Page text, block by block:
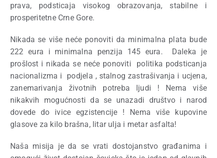
prava, podsticaja visokog obrazovanja, stabilne i
prosperitetne Crne Gore.
Nikada se više neće ponoviti da minimalna plata bude
222 eura i minimalna penzija 145 eura.
Daleka je
prošlost i nikada se neće ponoviti
politika podsticanja
nacionalizma i
podjela , stalnog zastrašivanja i ucjena,
zanemarivanja životnih potreba ljudi ! Nema više
nikakvih mogućnosti da se unazadi društvo i narod
dovede do ivice egzistencije ! Nema više kupovine
glasove za kilo brašna, litar ulja i metar asfalta!
Naša misija je da se vrati dostojanstvo građanima i